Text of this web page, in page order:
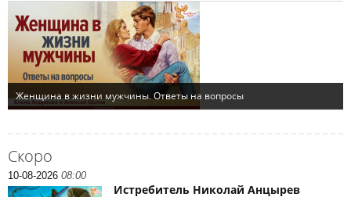
Скоро
10-08-2026 08:00
Истребитель Николай Анцырев